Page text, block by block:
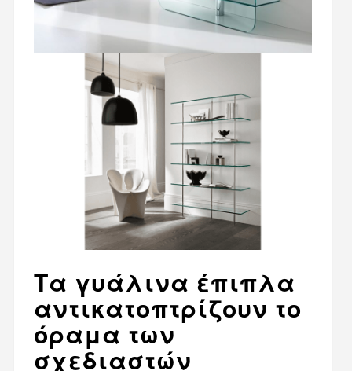
Τα γυάλινα έπιπλα
αντικατοπτρίζουν το
όραμα των
σχεδιαστών